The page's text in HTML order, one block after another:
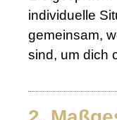
individuelle
gemeinsam,
sind, um dich